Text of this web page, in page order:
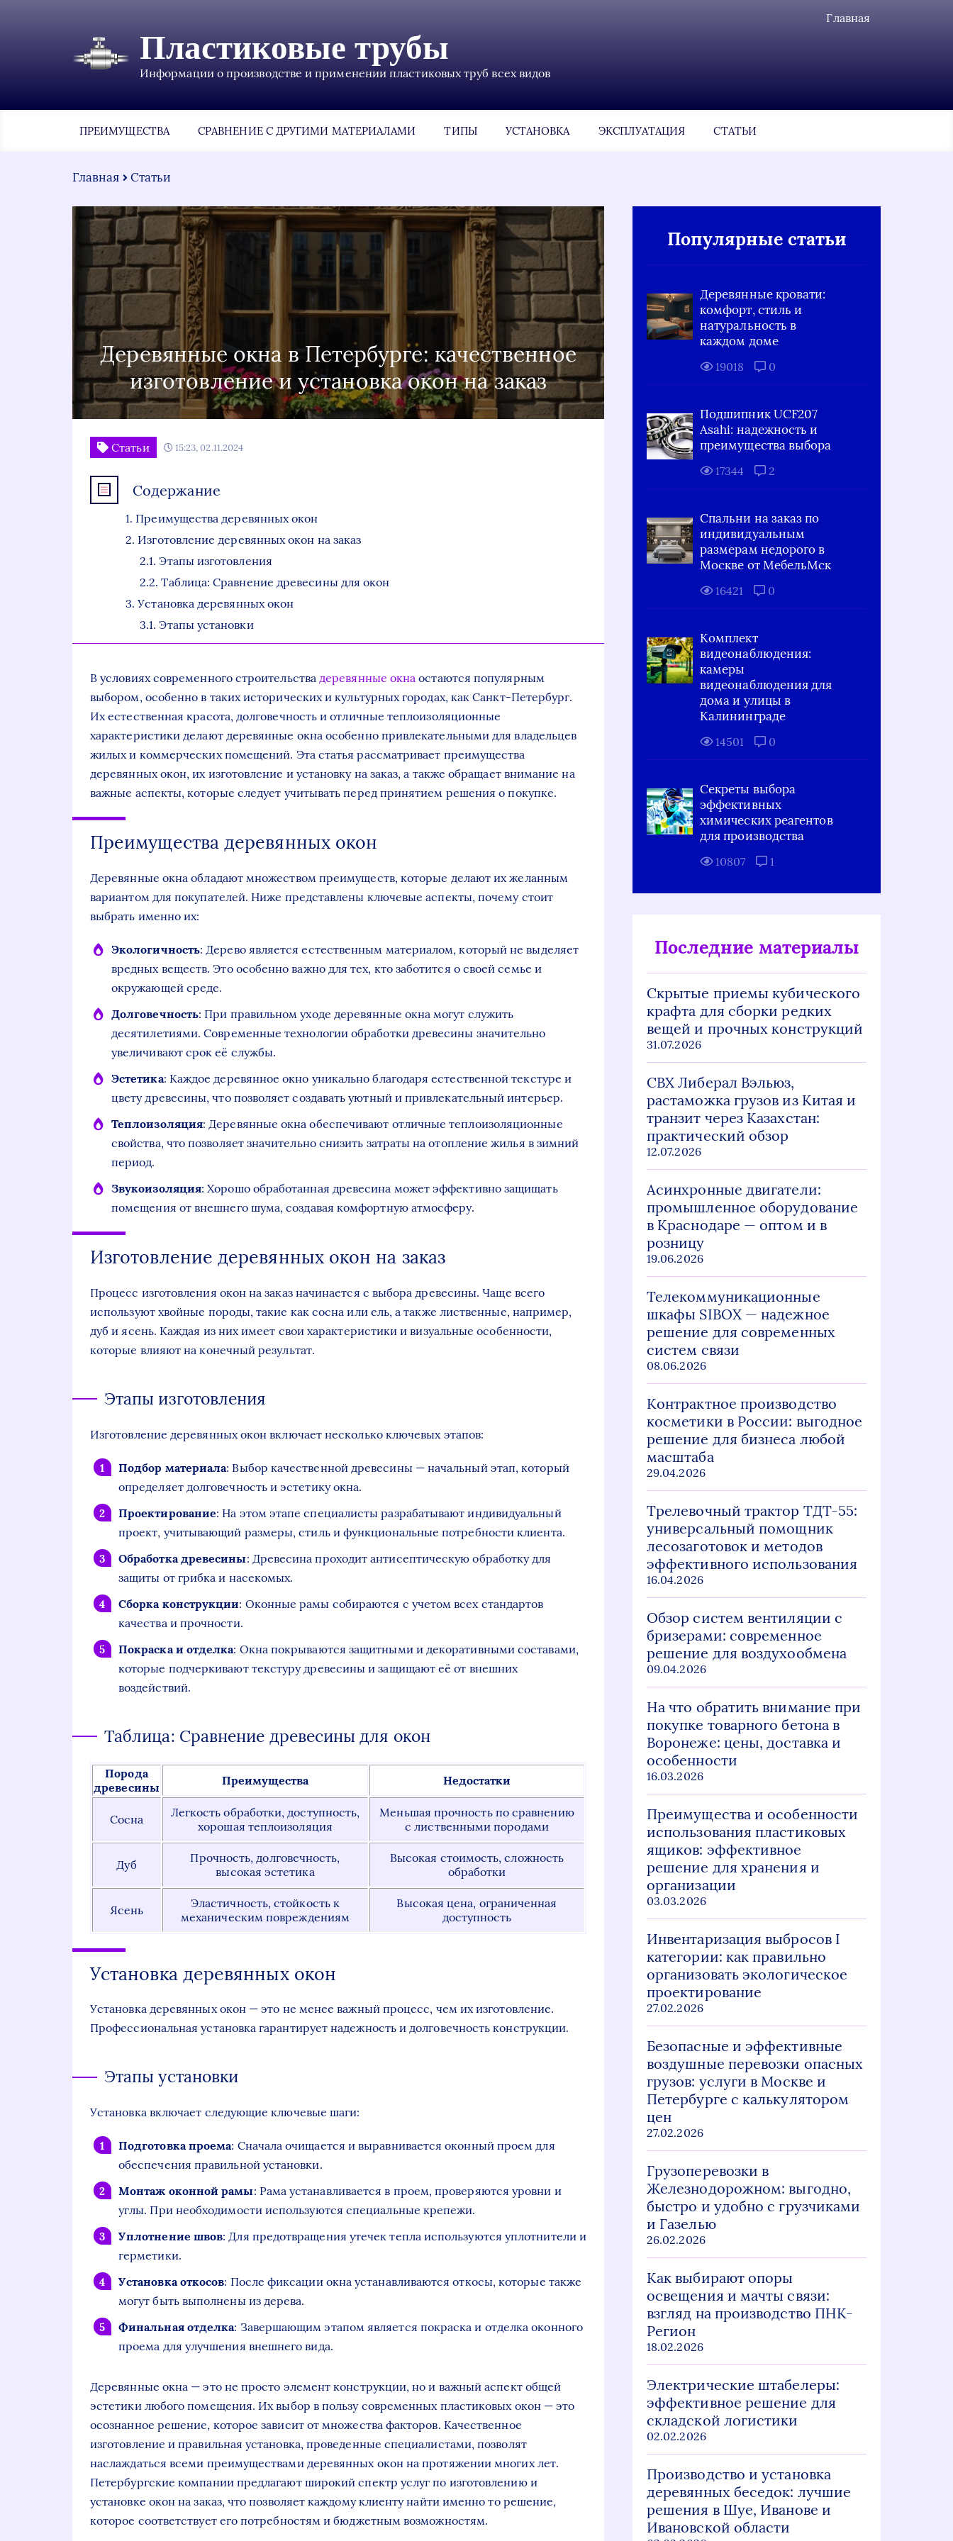
Главная
Пластиковые трубы
Информации о производстве и применении пластиковых труб всех видов
ПРЕИМУЩЕСТВА СРАВНЕНИЕ С ДРУГИМИ МАТЕРИАЛАМИ ТИПЫ УСТАНОВКА ЭКСПЛУАТАЦИЯ СТАТЬИ
Главная Статьи
Деревянные окна в Петербурге: качественное
изготовление и установка окон на заказ
Статьи 15:23, 02.11.2024
Содержание
Преимущества деревянных окон
Изготовление деревянных окон на заказ
Этапы изготовления
Таблица: Сравнение древесины для окон
Установка деревянных окон
Этапы установки
В условиях современного строительствадеревянные окна остаются популярным
выбором, особенно в таких исторических и культурных городах, как Санкт-Петербург.
Их естественная красота, долговечность и отличные теплоизоляционные
характеристики делают деревянные окна особенно привлекательными для владельцев
жилых и коммерческих помещений. Эта статья рассматривает преимущества
деревянных окон, их изготовление и установку на заказ, а также обращает внимание на
важные аспекты, которые следует учитывать перед принятием решения о покупке.
Преимущества деревянных окон
Деревянные окна обладают множеством преимуществ, которые делают их желанным
вариантом для покупателей. Ниже представлены ключевые аспекты, почему стоит
выбрать именно их:
Экологичность: Дерево является естественным материалом, который не выделяет
вредных веществ. Это особенно важно для тех, кто заботится о своей семье и
окружающей среде.
Долговечность: При правильном уходе деревянные окна могут служить
десятилетиями. Современные технологии обработки древесины значительно
увеличивают срок её службы.
Эстетика: Каждое деревянное окно уникально благодаря естественной текстуре и
цвету древесины, что позволяет создавать уютный и привлекательный интерьер.
Теплоизоляция: Деревянные окна обеспечивают отличные теплоизоляционные
свойства, что позволяет значительно снизить затраты на отопление жилья в зимний
период.
Звукоизоляция: Хорошо обработанная древесина может эффективно защищать
помещения от внешнего шума, создавая комфортную атмосферу.
Изготовление деревянных окон на заказ
Процесс изготовления окон на заказ начинается с выбора древесины. Чаще всего
используют хвойные породы, такие как сосна или ель, а также лиственные, например,
дуб и ясень. Каждая из них имеет свои характеристики и визуальные особенности,
которые влияют на конечный результат.
Этапы изготовления
Изготовление деревянных окон включает несколько ключевых этапов:
Подбор материала: Выбор качественной древесины — начальный этап, который
определяет долговечность и эстетику окна.
Проектирование: На этом этапе специалисты разрабатывают индивидуальный
проект, учитывающий размеры, стиль и функциональные потребности клиента.
Обработка древесины: Древесина проходит антисептическую обработку для
защиты от грибка и насекомых.
Сборка конструкции: Оконные рамы собираются с учетом всех стандартов
качества и прочности.
Покраска и отделка: Окна покрываются защитными и декоративными составами,
которые подчеркивают текстуру древесины и защищают её от внешних
воздействий.
Таблица: Сравнение древесины для окон
Порода
древесины
Преимущества Недостатки
Сосна
Легкость обработки, доступность,
хорошая теплоизоляция
Меньшая прочность по сравнению
с лиственными породами
Дуб
Прочность, долговечность,
высокая эстетика
Высокая стоимость, сложность
обработки
Ясень
Эластичность, стойкость к
механическим повреждениям
Высокая цена, ограниченная
доступность
Установка деревянных окон
Установка деревянных окон — это не менее важный процесс, чем их изготовление.
Профессиональная установка гарантирует надежность и долговечность конструкции.
Этапы установки
Установка включает следующие ключевые шаги:
Подготовка проема: Сначала очищается и выравнивается оконный проем для
обеспечения правильной установки.
Монтаж оконной рамы: Рама устанавливается в проем, проверяются уровни и
углы. При необходимости используются специальные крепежи.
Уплотнение швов: Для предотвращения утечек тепла используются уплотнители и
герметики.
Установка откосов: После фиксации окна устанавливаются откосы, которые также
могут быть выполнены из дерева.
Финальная отделка: Завершающим этапом является покраска и отделка оконного
проема для улучшения внешнего вида.
Деревянные окна — это не просто элемент конструкции, но и важный аспект общей
эстетики любого помещения. Их выбор в пользу современных пластиковых окон — это
осознанное решение, которое зависит от множества факторов. Качественное
изготовление и правильная установка, проведенные специалистами, позволят
наслаждаться всеми преимуществами деревянных окон на протяжении многих лет.
Петербургские компании предлагают широкий спектр услуг по изготовлению и
установке окон на заказ, что позволяет каждому клиенту найти именно то решение,
которое соответствует его потребностям и бюджетным возможностям.
Популярные статьи
Деревянные кровати:
комфорт, стиль и
натуральность в
каждом доме
19018 0
Подшипник UCF207
Asahi: надежность и
преимущества выбора
17344 2
Спальни на заказ по
индивидуальным
размерам недорого в
Москве от МебельМск
16421 0
Комплект
видеонаблюдения:
камеры
видеонаблюдения для
дома и улицы в
Калининграде
14501 0
Секреты выбора
эффективных
химических реагентов
для производства
10807 1
Последние материалы
Скрытые приемы кубического
крафта для сборки редких
вещей и прочных конструкций
31.07.2026
СВХ Либерал Вэльюз,
растаможка грузов из Китая и
транзит через Казахстан:
практический обзор
12.07.2026
Асинхронные двигатели:
промышленное оборудование
в Краснодаре — оптом и в
розницу
19.06.2026
Телекоммуникационные
шкафы SIBOX — надежное
решение для современных
систем связи
08.06.2026
Контрактное производство
косметики в России: выгодное
решение для бизнеса любой
масштаба
29.04.2026
Трелевочный трактор ТДТ-55:
универсальный помощник
лесозаготовок и методов
эффективного использования
16.04.2026
Обзор систем вентиляции с
бризерами: современное
решение для воздухообмена
09.04.2026
На что обратить внимание при
покупке товарного бетона в
Воронеже: цены, доставка и
особенности
16.03.2026
Преимущества и особенности
использования пластиковых
ящиков: эффективное
решение для хранения и
организации
03.03.2026
Инвентаризация выбросов I
категории: как правильно
организовать экологическое
проектирование
27.02.2026
Безопасные и эффективные
воздушные перевозки опасных
грузов: услуги в Москве и
Петербурге с калькулятором
цен
27.02.2026
Грузоперевозки в
Железнодорожном: выгодно,
быстро и удобно с грузчиками
и Газелью
26.02.2026
Как выбирают опоры
освещения и мачты связи:
взгляд на производство ПНК-
Регион
18.02.2026
Электрические штабелеры:
эффективное решение для
складской логистики
02.02.2026
Производство и установка
деревянных беседок: лучшие
решения в Шуе, Иванове и
Ивановской области